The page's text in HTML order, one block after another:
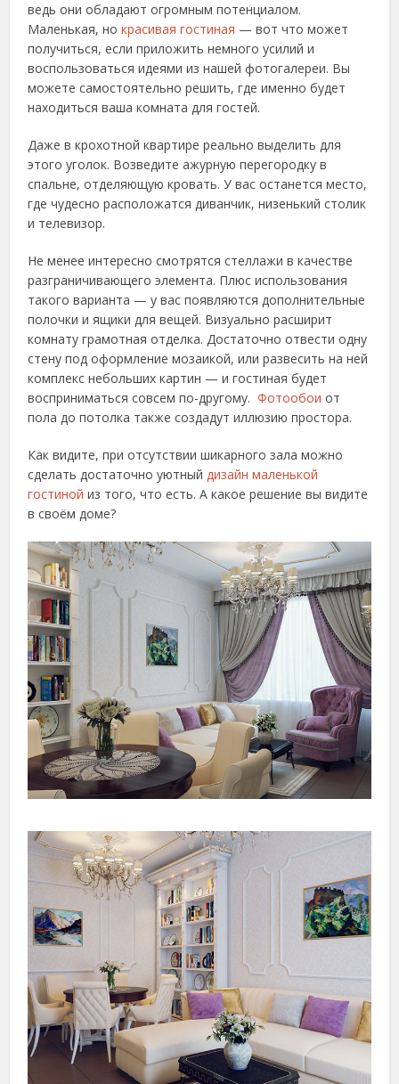
ведь они обладают огромным потенциалом.
Маленькая, нокрасивая гостиная — вот что может
получиться, если приложить немного усилий и
воспользоваться идеями из нашей фотогалереи. Вы
можете самостоятельно решить, где именно будет
находиться ваша комната для гостей.
Даже в крохотной квартире реально выделить для
этого уголок. Возведите ажурную перегородку в
спальне, отделяющую кровать. У вас останется место,
где чудесно расположатся диванчик, низенький столик
и телевизор.
Не менее интересно смотрятся стеллажи в качестве
разграничивающего элемента. Плюс использования
такого варианта — у вас появляются дополнительные
полочки и ящики для вещей. Визуально расширит
комнату грамотная отделка. Достаточно отвести одну
стену под оформление мозаикой, или развесить на ней
комплекс небольших картин — и гостиная будет
восприниматься совсем по-другому.Фотообои от
пола до потолка также создадут иллюзию простора.
Как видите, при отсутствии шикарного зала можно
сделать достаточно уютныйдизайн маленькой
гостиной из того, что есть. А какое решение вы видите
в своём доме?